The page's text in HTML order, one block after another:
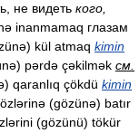
не видеть кого,
inanmamaq глазам
kül atmaq kimin
pərdə çəkilmək см.
qaranlıq çökdü kimin
(gözünə) batır
(gözünü) tökür